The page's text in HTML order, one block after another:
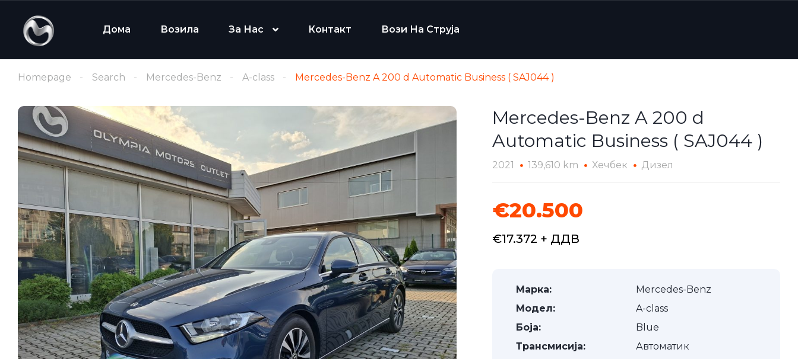
Дома Возила За Нас Контакт Вози На Струја
Homepage Search Mercedes-Benz A-class Mercedes-Benz A 200 d Automatic Business ( SAJ044 )
Mercedes-Benz A 200 d
Automatic Business ( SAJ044 )
2021 139,610 km Хечбек Дизел
€20.500
€17.372 + ДДВ
Марка:
Mercedes-Benz
Модел:
A-class
Боја:
Blue
Трансмисија:
Автоматик